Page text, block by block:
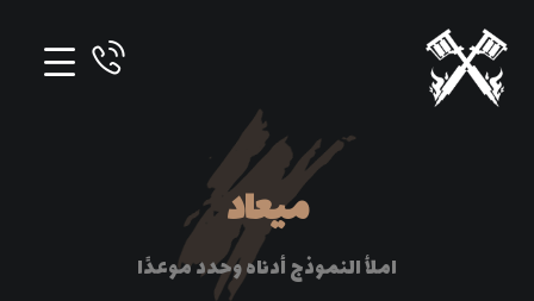
ميعاد
املأ النموذج أدناه وحدد موعدًا